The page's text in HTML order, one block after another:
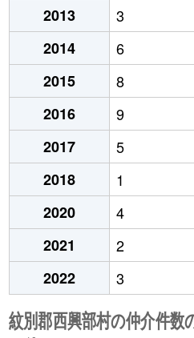
2013
3
2014
6
2015
8
2016
9
2017
5
2018
1
2020
4
2021
2
2022
3